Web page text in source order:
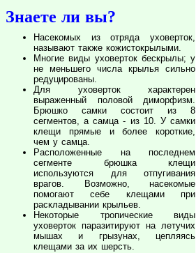
Знаете ли вы?
Насекомых из отряда уховерток,
называют также кожистокрылыми.
Многие виды уховерток бескрылы; у
не меньшего числа крылья сильно
редуцированы.
Для уховерток характерен
выраженный половой диморфизм.
Брюшко самки состоит из 8
сегментов, а самца - из 10. У самки
клещи прямые и более короткие,
чем у самца.
Расположенные на последнем
сегменте брюшка клещи
используются для отпугивания
врагов. Возможно, насекомые
помогают себе клещами при
раскладывании крыльев.
Некоторые тропические виды
уховерток паразитируют на летучих
мышах и грызунах, цепляясь
клещами за их шерсть.